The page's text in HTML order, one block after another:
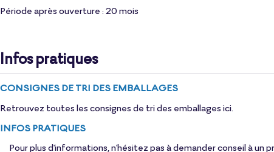
Période après ouverture : 20 mois
Infos pratiques
CONSIGNES DE TRI DES EMBALLAGES
Retrouvez toutes les consignes de tri des emballages ici
INFOS PRATIQUES
Pour plus d'informations, n'hésitez pas à demander conseil à un